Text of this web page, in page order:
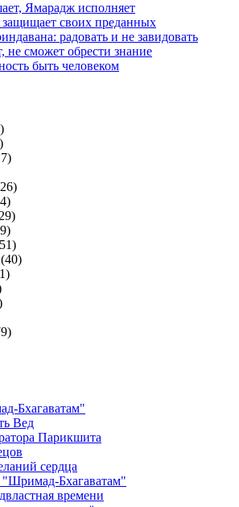
Ямарадж исполняет
своих преданных
радовать и не завидовать
не сможет обрести знание
быть человеком
(40)
Бхагаватам"
Вед
Парикшита
сердца
Бхагаватам"
времени